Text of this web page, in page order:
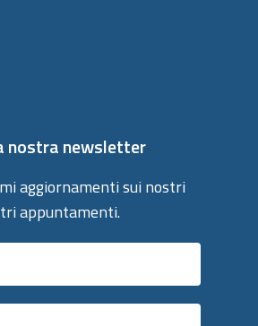
nostra newsletter
aggiornamenti sui nostri
appuntamenti.